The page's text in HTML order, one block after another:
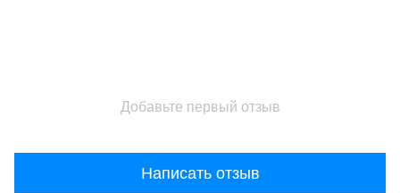
Добавьте первый отзыв
Написать отзыв